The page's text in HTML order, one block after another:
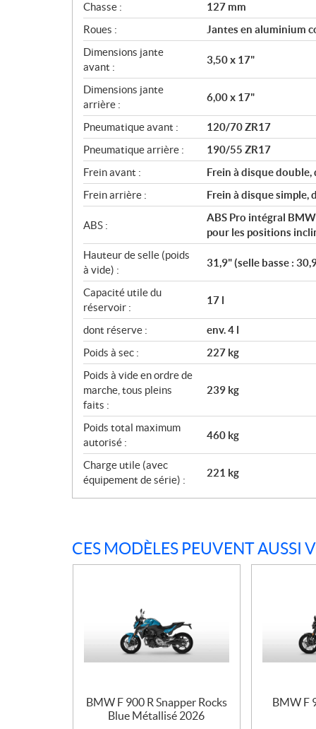
Chasse :
127 mm
Roues :
Jantes en aluminium
Dimensions jante
avant :
3,50 x 17"
Dimensions jante
arrière :
6,00 x 17"
Pneumatique avant :
120/70 ZR17
Pneumatique arrière :
190/55 ZR17
Frein avant :
Frein à disque
Frein arrière :
Frein à disque
ABS :
ABS Pro intégral
pour les positions
Hauteur de selle (poids
à vide) :
31,9" (selle basse :
Capacité utile du
réservoir :
17 l
dont réserve :
env. 4 l
Poids à sec :
227 kg
Poids à vide en ordre de
marche, tous pleins
faits :
239 kg
Poids total maximum
autorisé :
460 kg
Charge utile (avec
équipement de série) :
221 kg
CES MODÈLES PEUVENT AUSSI
BMW F 900 R Snapper Rocks
Blue Métallisé 2026
BMW F